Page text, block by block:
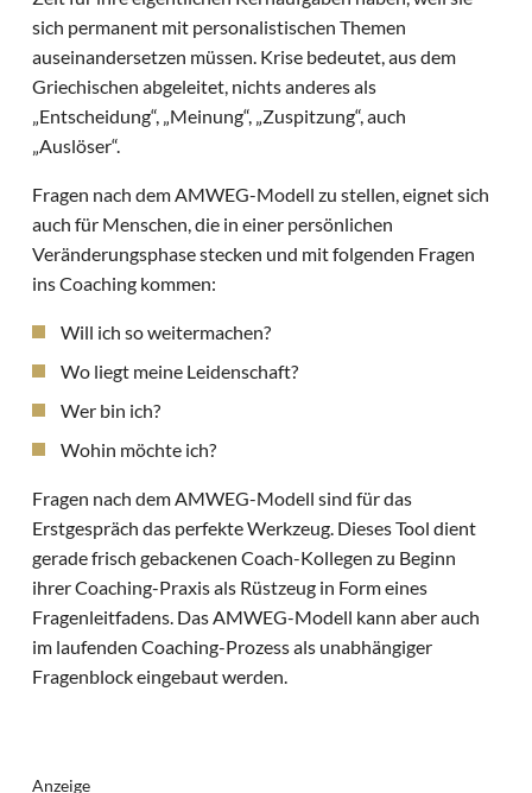
sich permanent mit personalistischen Themen
auseinandersetzen müssen. Krise bedeutet, aus dem
Griechischen abgeleitet, nichts anderes als
„Entscheidung“, „Meinung“, „Zuspitzung“, auch
„Auslöser“.
Fragen nach dem AMWEG-Modell zu stellen, eignet sich
auch für Menschen, die in einer persönlichen
Veränderungsphase stecken und mit folgenden Fragen
ins Coaching kommen:
Will ich so weitermachen?
Wo liegt meine Leidenschaft?
Wer bin ich?
Wohin möchte ich?
Fragen nach dem AMWEG-Modell sind für das
Erstgespräch das perfekte Werkzeug. Dieses Tool dient
gerade frisch gebackenen Coach-Kollegen zu Beginn
ihrer Coaching-Praxis als Rüstzeug in Form eines
Fragenleitfadens. Das AMWEG-Modell kann aber auch
im laufenden Coaching-Prozess als unabhängiger
Fragenblock eingebaut werden.
Anzeige